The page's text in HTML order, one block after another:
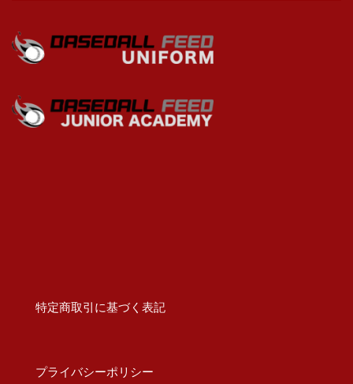
特定商取引に基づく表記
プライバシーポリシー